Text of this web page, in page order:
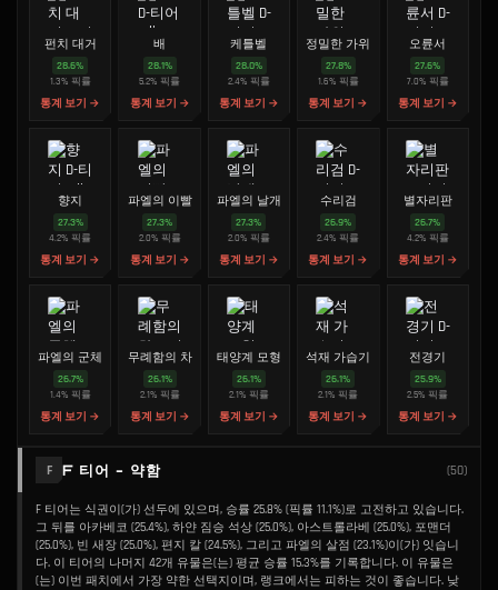
펀치 대거
28.6%
1.3% 픽률
통계 보기 →
배
28.1%
5.2%픽률
통계 보기 →
케틀벨
28.0%
2.4% 픽률
통계 보기 →
정밀한 가위
27.8%
1.6% 픽률
통계 보기 →
오륜서
27.6%
7.0% 픽률
통계 보기 →
향지
27.3%
4.2%픽률
통계 보기 →
파엘의 이빨
27.3%
2.0% 픽률
통계 보기 →
파엘의 날개
27.3%
2.0% 픽률
통계 보기 →
수리검
26.9%
2.4%픽률
통계 보기 →
별자리판
26.7%
4.2% 픽률
통계 보기 →
파엘의 군체
26.7%
1.4% 픽률
통계 보기 →
무례함의 차
26.1%
2.1% 픽률
통계 보기 →
태양계 모형
26.1%
2.1% 픽률
통계 보기 →
석재 가습기
26.1%
2.1%픽률
통계 보기 →
전경기
25.9%
2.5%픽률
통계 보기 →
F F 티어 - 약함 (50)
F 티어는 식권이(가) 선두에 있으며, 승률 25.8% (픽률 11.1%)로 고전하고 있습니다.
그 뒤를 아카베코 (25.4%), 하얀 짐승 석상 (25.0%), 아스트롤라베 (25.0%), 포맨더
(25.0%), 빈 새장 (25.0%), 편지 칼 (24.5%), 그리고 파엘의 살점 (23.1%)이(가) 잇습니
다. 이 티어의 나머지 42개 유물은(는) 평균 승률 15.3%를 기록합니다. 이 유물은
(는) 이번 패치에서 가장 약한 선택지이며, 랭크에서는 피하는 것이 좋습니다. 낮